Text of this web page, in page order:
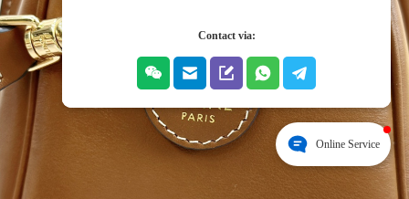
Online Service
Contact via: